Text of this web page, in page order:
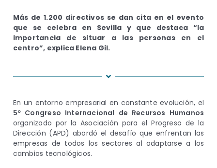
Más de 1.200 directivos se dan cita en el evento
que se celebra en Sevilla y que destaca “la
importancia de situar a las personas en el
centro”, explica Elena Gil.
En un entorno empresarial en constante evolución, el
5º Congreso Internacional de Recursos Humanos
organizado por la Asociación para el Progreso de la
Dirección (APD) abordó el desafío que enfrentan las
empresas de todos los sectores al adaptarse a los
cambios tecnológicos.